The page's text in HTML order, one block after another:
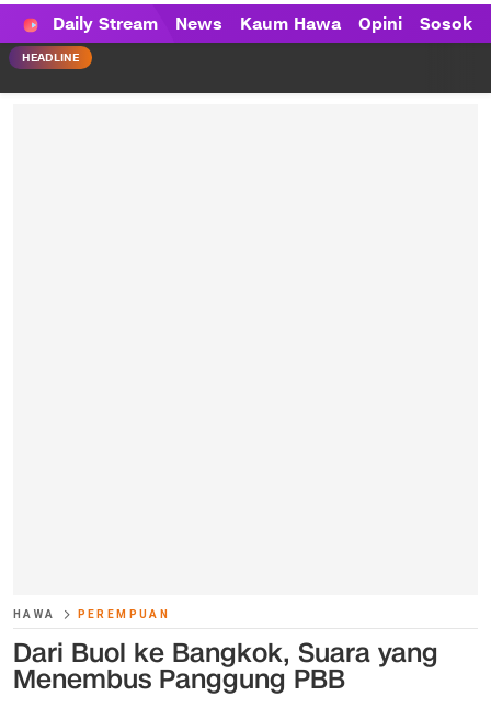
HAWA
Haluan Wanita Indonesia
Daily Stream News Kaum Hawa Opini Sosok
HEADLINE
HAWA PEREMPUAN
Dari Buol ke Bangkok, Suara yang
Menembus Panggung PBB